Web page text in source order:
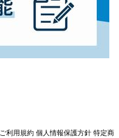
ご利用規約 個人情報保護方針 特定商